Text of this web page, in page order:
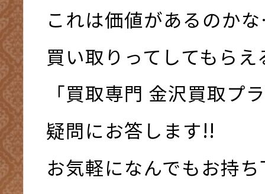
これは価値があるのか
買い取りってしてもら
「買取専門 金沢買取プ
疑問にお答します!!
お気軽になんでもお持